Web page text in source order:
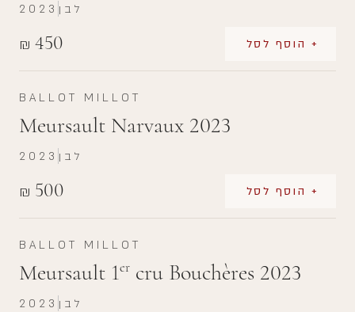
₪ 450 + הוסף לסל
2023 לבן
BALLOT MILLOT
Meursault Narvaux 2023
₪ 500 + הוסף לסל
2023 לבן
BALLOT MILLOT
Meursault 1er cru Bouchères 2023
2023 לבן